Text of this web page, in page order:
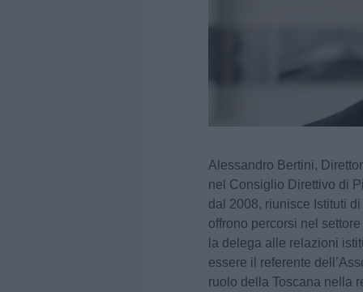
Alessandro Bertini,
nel Consiglio Direttivo di
dal 2008, riunisce Istituti
offrono percorsi nel
la delega alle relazioni
essere il referente
ruolo della Toscana nella